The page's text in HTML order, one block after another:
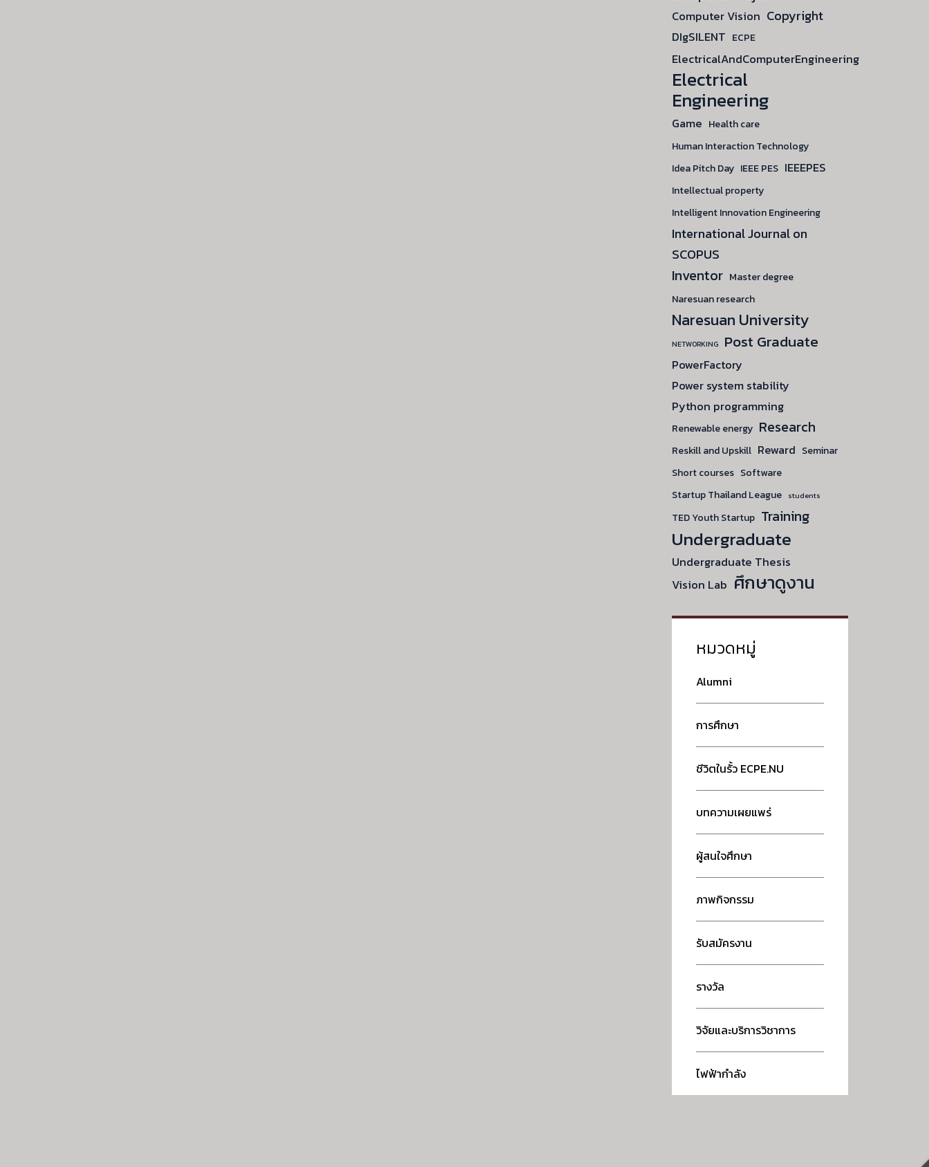
Computer Vision Copyright
DIgSILENT ECPE
ElectricalAndComputerEngineering
Electrical
Engineering
Game Health care
Human Interaction Technology
Idea Pitch Day IEEE PES IEEEPES
Intellectual property
Intelligent Innovation Engineering
International Journal on
SCOPUS
Inventor Master degree
Naresuan research
Naresuan University
NETWORKING Post Graduate
PowerFactory
Power system stability
Python programming
Renewable energy Research
Reskill and Upskill Reward Seminar
Short courses Software
Startup Thailand League
students
TED Youth Startup Training
Undergraduate
Undergraduate Thesis
Vision Lab ศึกษาดูงาน
หมวดหมู่
Alumni
การศึกษา
ชีวิตในรั้ว ECPE.NU
บทความเผยแพร่
ผู้สนใจศึกษา
ภาพกิจกรรม
รับสมัครงาน
รางวัล
วิจัยและบริการวิชาการ
ไฟฟ้ากำลัง